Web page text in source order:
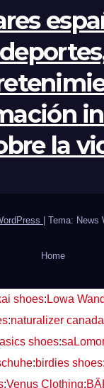
la
| Tema: News
Home
shoes: Lowa
:naturalizer canada
asics shoes:
:birdies shoes:
:Venus Clothing: